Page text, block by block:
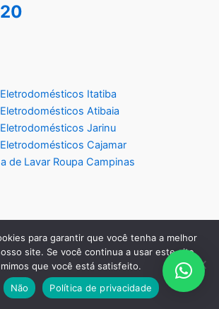
Itatiba
Atibaia
Jarinu
Cajamar
de Lavar Roupa Campinas
para garantir que você tenha a melhor
site. Se você continua a usar este site,
que você está satisfeito.
Não Política de privacidade